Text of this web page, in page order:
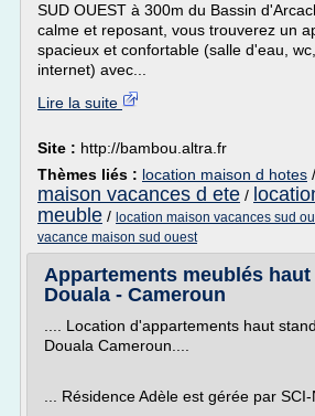
SUD OUEST à 300m du Bassin
calme et reposant, vous trouverez un
spacieux et confortable (salle d'eau,
internet) avec...
Lire la suite
Site : http://bambou.altra.fr
Thèmes liés : location maison d hotes /
maison vacances d ete /
meuble / location maison vacances sud
vacance maison sud ouest
Appartements meublés
Douala - Cameroun
.... Location d'appartements haut
Douala Cameroun....
... Résidence Adèle est gérée par SCI-